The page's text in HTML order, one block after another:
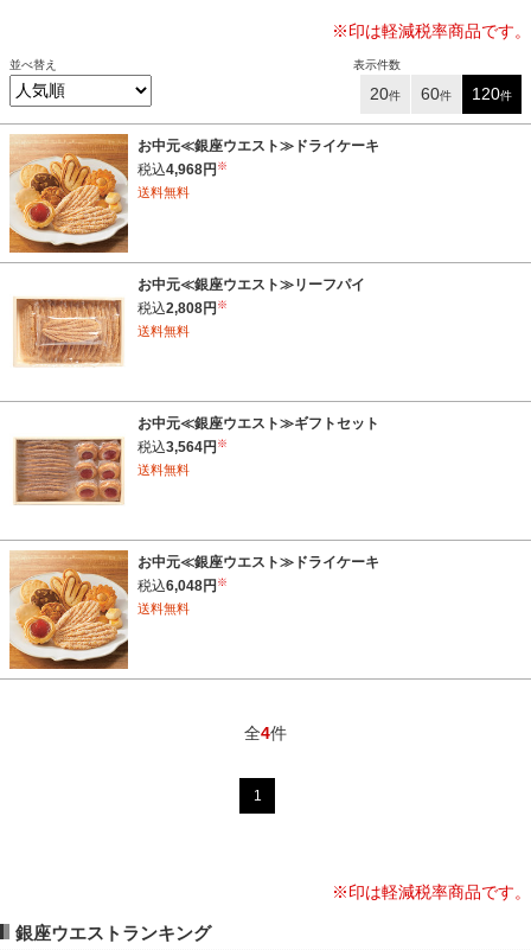
※印は軽減税率商品です。
表示件数
20件 60件 120件
並べ替え
お中元≪銀座ウエスト≫ドライケーキ
税込4,968円 ※
送料無料
お中元≪銀座ウエスト≫リーフパイ
税込2,808円 ※
送料無料
お中元≪銀座ウエスト≫ギフトセット
税込3,564円 ※
送料無料
お中元≪銀座ウエスト≫ドライケーキ
税込6,048円 ※
送料無料
全4件
1
※印は軽減税率商品です。
銀座ウエストランキング